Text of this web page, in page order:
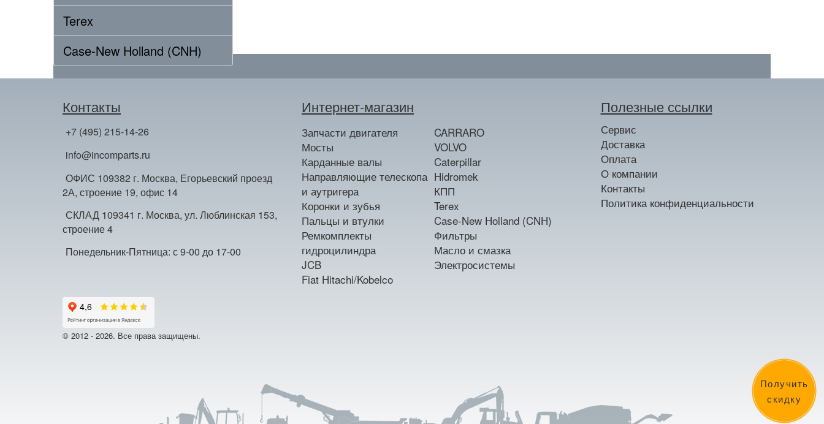
Получить
скидку
Terex
Case-New Holland (CNH)
Контакты
+7 (495) 215-14-26
info@incomparts.ru
ОФИС 109382 г. Москва, Егорьевский проезд
2А, строение 19, офис 14
СКЛАД 109341 г. Москва, ул. Люблинская 153,
строение 4
Понедельник-Пятница: с 9-00 до 17-00
Интернет-магазин
Запчасти двигателя
Мосты
Карданные валы
Направляющие телескопа
и аутригера
Коронки и зубья
Пальцы и втулки
Ремкомплекты
гидроцилиндра
JCB
Fiat Hitachi/Kobelco
CARRARO
VOLVO
Caterpillar
Hidromek
КПП
Terex
Case-New Holland (CNH)
Фильтры
Масло и смазка
Электросистемы
Полезные ссылки
Сервис
Доставка
Оплата
О компании
Контакты
Политика конфиденциальности
© 2012 - 2026. Все права защищены.